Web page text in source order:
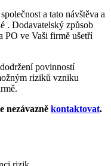
a tato návštěva a
. Dodavatelský způsob
PO ve Vaši firmě ušetří
povinností
riziků vzniku
nezávazně kontaktovat.